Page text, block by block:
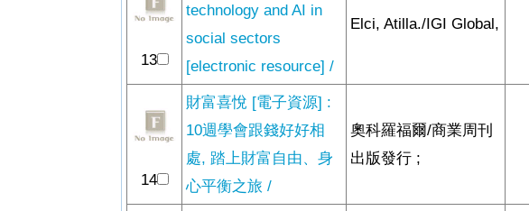
13
technology and AI in
social sectors
[electronic resource] /
Elci, Atilla./IGI Global,
14
財富喜悅 [電子資源] :
10週學會跟錢好好相
處, 踏上財富自由、身
心平衡之旅 /
奧科羅福爾/商業周刊
出版發行 ;